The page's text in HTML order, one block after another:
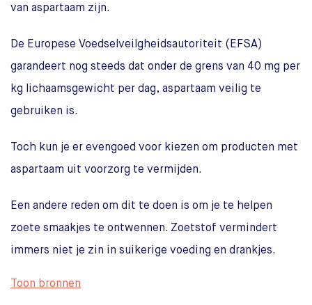
van aspartaam zijn.
De Europese Voedselveilgheidsautoriteit (EFSA)
garandeert nog steeds dat onder de grens van 40 mg per
kg lichaamsgewicht per dag, aspartaam veilig te
gebruiken is.
Toch kun je er evengoed voor kiezen om producten met
aspartaam uit voorzorg te vermijden.
Een andere reden om dit te doen is om je te helpen
zoete smaakjes te ontwennen. Zoetstof vermindert
immers niet je zin in suikerige voeding en drankjes.
Toon bronnen